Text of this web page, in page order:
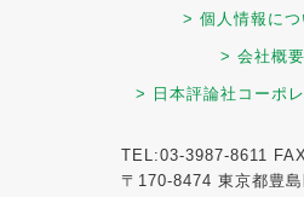
> 個人情報につ
> 会社概要
> 日本評論社コーポ
TEL:03-3987-8611
〒170-8474 東京都豊